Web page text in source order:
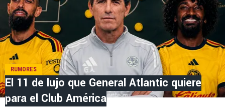
RUMORES
El 11 de lujo que General Atlantic quiere
para el Club América